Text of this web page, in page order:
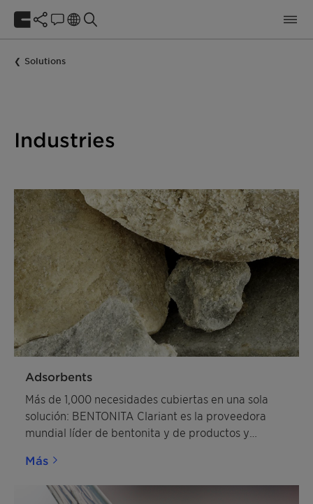
Solutions
Industries
Adsorbents
Más de 1,000 necesidades cubiertas en una sola
solución: BENTONITA Clariant es la proveedora
mundial líder de bentonita y de productos y
sintéticos. Los productos personalizados están
diseñados para mejorar los productos y los
procesos en muchas industrias. Desde la extracción
Más